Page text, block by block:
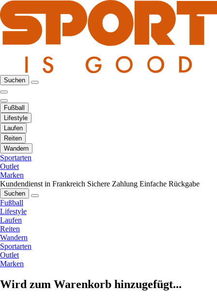
Suchen
Fußball
Lifestyle
Laufen
Reiten
Wandern
Sportarten
Outlet
Marken
Kundendienst in Frankreich Sichere Zahlung Einfache Rückgabe
Suchen
Fußball
Lifestyle
Laufen
Reiten
Wandern
Sportarten
Outlet
Marken
Wird zum Warenkorb hinzugefügt...